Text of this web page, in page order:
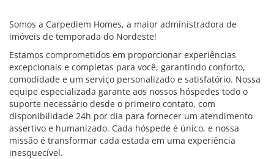
Somos a Carpediem Homes, a maior administradora de
imóveis de temporada do Nordeste!
Estamos comprometidos em proporcionar experiências
excepcionais e completas para você, garantindo conforto,
comodidade e um serviço personalizado e satisfatório. Nossa
equipe especializada garante aos nossos hóspedes todo o
suporte necessário desde o primeiro contato, com
disponibilidade 24h por dia para fornecer um atendimento
assertivo e humanizado. Cada hóspede é único, e nossa
missão é transformar cada estada em uma experiência
inesquecível.